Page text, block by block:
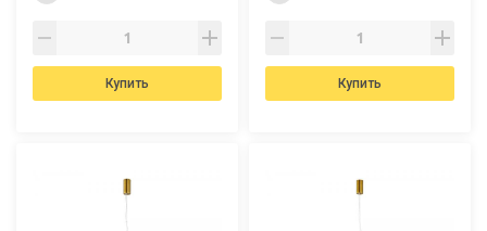
Купить Купить